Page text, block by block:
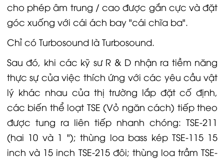
cho phép âm trung / cao được gắn cực và đặt
góc xuống với cái ách bay "cái chĩa ba".
Chỉ có Turbosound là Turbosound.
Sau đó, khi các kỹ sư R & D nhận ra tiềm năng
thực sự của việc thích ứng với các yêu cầu vật
lý khác nhau của thị trường lắp đặt cố định,
các biến thể loạt TSE (Vỏ ngăn cách) tiếp theo
được tung ra liên tiếp nhanh chóng: TSE-211
(hai 10 và 1 "); thùng loa bass kép TSE-115 15
inch và 15 inch TSE-215 đôi; thùng loa trầm TSE-